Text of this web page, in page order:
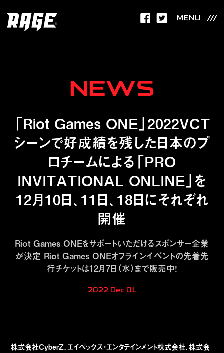
MENU
NEWS
「Riot Games ONE」2022VCT
シーンで好成績を残した日本のプ
ロチームによる「PRO
INVITATIONAL ONLINE」を
12月10日、11日、18日にそれぞれ
開催
Riot Games ONEをサポートいただけるスポンサー企業
が決定 Riot Games ONEオフラインイベントの先着先
行チケットは12月7日（水）まで販売中！
2022 Dec 01
株式会社CyberZ、エイベックス・エンタテインメント株式会社、株式会